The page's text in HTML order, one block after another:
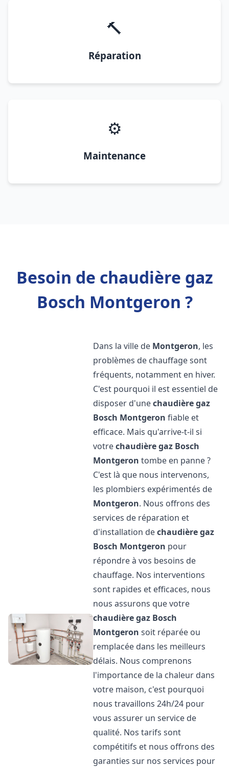
🔨
Réparation
⚙️
Maintenance
Besoin de chaudière gaz
Bosch Montgeron ?
Dans la ville de Montgeron, les
problèmes de chauffage sont
fréquents, notamment en hiver.
C'est pourquoi il est essentiel de
disposer d'unechaudière gaz
Bosch Montgeron fiable et
efficace. Mais qu'arrive-t-il si
votrechaudière gaz Bosch
Montgeron tombe en panne ?
C'est là que nous intervenons,
les plombiers expérimentés de
Montgeron. Nous offrons des
services de réparation et
d'installation dechaudière gaz
Bosch Montgeron pour
répondre à vos besoins de
chauffage. Nos interventions
sont rapides et efficaces, nous
nous assurons que votre
chaudière gaz Bosch
Montgeron soit réparée ou
remplacée dans les meilleurs
délais. Nous comprenons
l'importance de la chaleur dans
votre maison, c'est pourquoi
nous travaillons 24h/24 pour
vous assurer un service de
qualité. Nos tarifs sont
compétitifs et nous offrons des
garanties sur nos services pour